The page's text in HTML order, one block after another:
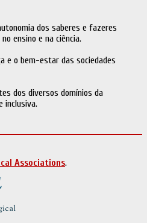
dos saberes e fazeres
ensino e na ciência.
e o bem-estar das sociedades
dos diversos domínios da
inclusiva.
Associations.